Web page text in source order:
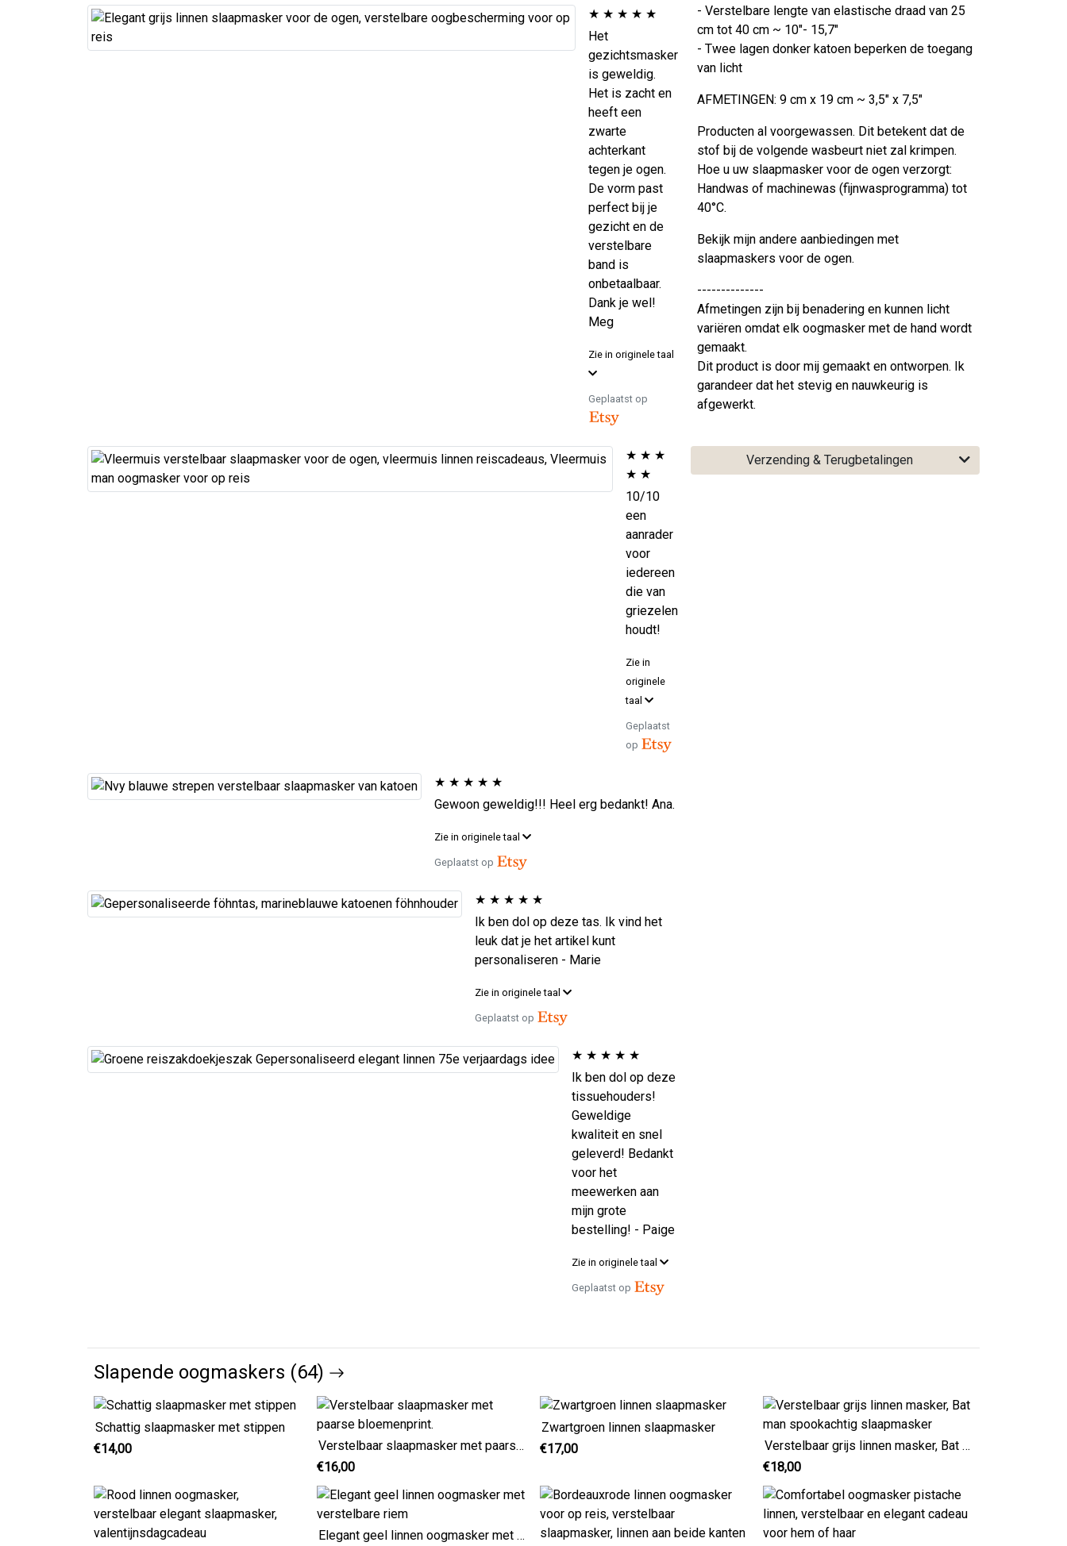
- Verstelbare lengte van elastische draad van 25
cm tot 40 cm ~ 10"- 15,7"
- Twee lagen donker katoen beperken de toegang
van licht
AFMETINGEN: 9 cm x 19 cm ~ 3,5" x 7,5"
Producten al voorgewassen. Dit betekent dat de
stof bij de volgende wasbeurt niet zal krimpen.
Hoe u uw slaapmasker voor de ogen verzorgt:
Handwas of machinewas (fijnwasprogramma) tot
40°C.
Bekijk mijn andere aanbiedingen met
slaapmaskers voor de ogen.
--------------
Afmetingen zijn bij benadering en kunnen licht
variëren omdat elk oogmasker met de hand wordt
gemaakt.
Dit product is door mij gemaakt en ontworpen. Ik
garandeer dat het stevig en nauwkeurig is
afgewerkt.
Verzending & Terugbetalingen
★ ★ ★ ★ ★
Het
gezichtsmasker
is geweldig.
Het is zacht en
heeft een
zwarte
achterkant
tegen je ogen.
De vorm past
perfect bij je
gezicht en de
verstelbare
band is
onbetaalbaar.
Dank je wel!
Meg
Zie in originele taal
Geplaatst op
★ ★ ★
★ ★
10/10
een
aanrader
voor
iedereen
die van
griezelen
houdt!
Zie in
originele
taal
Geplaatst
op
★ ★ ★ ★ ★
Gewoon geweldig!!! Heel erg bedankt! Ana.
Zie in originele taal
Geplaatst op
★ ★ ★ ★ ★
Ik ben dol op deze tas. Ik vind het
leuk dat je het artikel kunt
personaliseren - Marie
Zie in originele taal
Geplaatst op
★ ★ ★ ★ ★
Ik ben dol op deze
tissuehouders!
Geweldige
kwaliteit en snel
geleverd! Bedankt
voor het
meewerken aan
mijn grote
bestelling! - Paige
Zie in originele taal
Geplaatst op
Slapende oogmaskers (64)
Schattig slaapmasker met stippen
€14,00
Verstelbaar slaapmasker met paarse bloemenprint.
€16,00
Zwartgroen linnen slaapmasker
€17,00
Verstelbaar grijs linnen masker, Bat man spookachtig slaapmasker
€18,00
Elegant geel linnen oogmasker met verstelbare riem